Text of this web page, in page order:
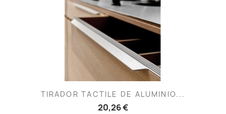
TIRADOR TACTILE DE ALUMINIO...
20,26 €